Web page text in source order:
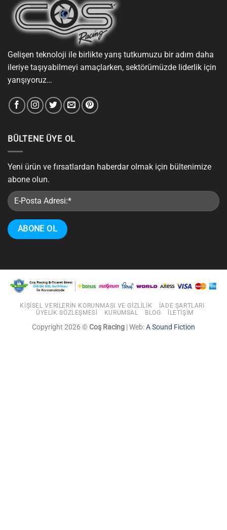
Gelişen teknoloji ile birlikte yarış tutkumuzu bir adım daha
ileriye taşıyabilmeyi amaçlarken, sektörümüzde liderlik için
yarışıyoruz…
BÜLTENE ÜYE OL
Yeni ürün ve fırsatlardan haberdar olmak için bültenimize
abone olun.
KIŞISEL VERILERIN KORUNMASI VE GIZLILIK
İADE ŞARTLARI
ÜYELIK SÖZLEŞMESI
KURUMSAL BLOG İLETIŞIM
Copyright 2026 © Coş Racing | Web:A Sound Fiction